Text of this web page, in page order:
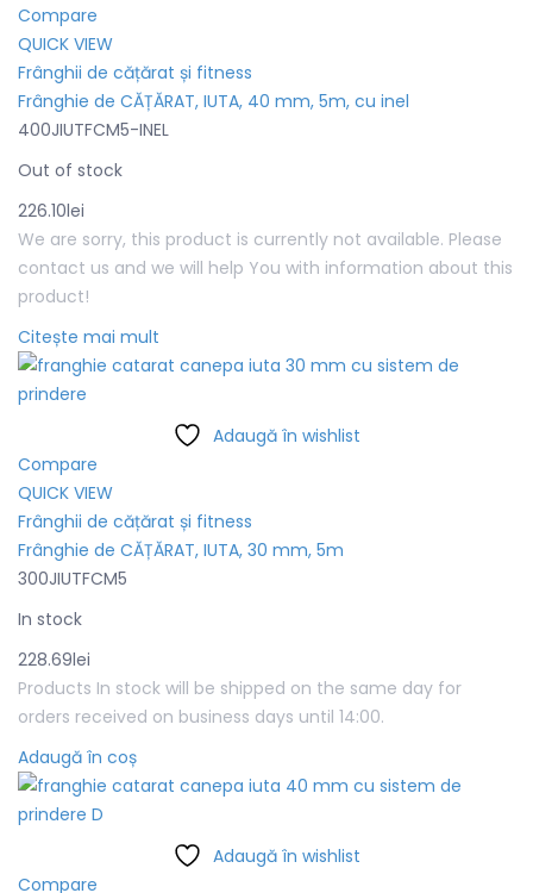
Compare
QUICK VIEW
Frânghii de cățărat și fitness
Frânghie de CĂȚĂRAT, IUTA, 40 mm, 5m, cu inel
400JIUTFCM5-INEL
Out of stock
226.10lei
We are sorry, this product is currently not available. Please
contact us and we will help You with information about this
product!
Citește mai mult
Adaugă în wishlist
Compare
QUICK VIEW
Frânghii de cățărat și fitness
Frânghie de CĂȚĂRAT, IUTA, 30 mm, 5m
300JIUTFCM5
In stock
228.69lei
Products In stock will be shipped on the same day for
orders received on business days until 14:00.
Adaugă în coș
Adaugă în wishlist
Compare